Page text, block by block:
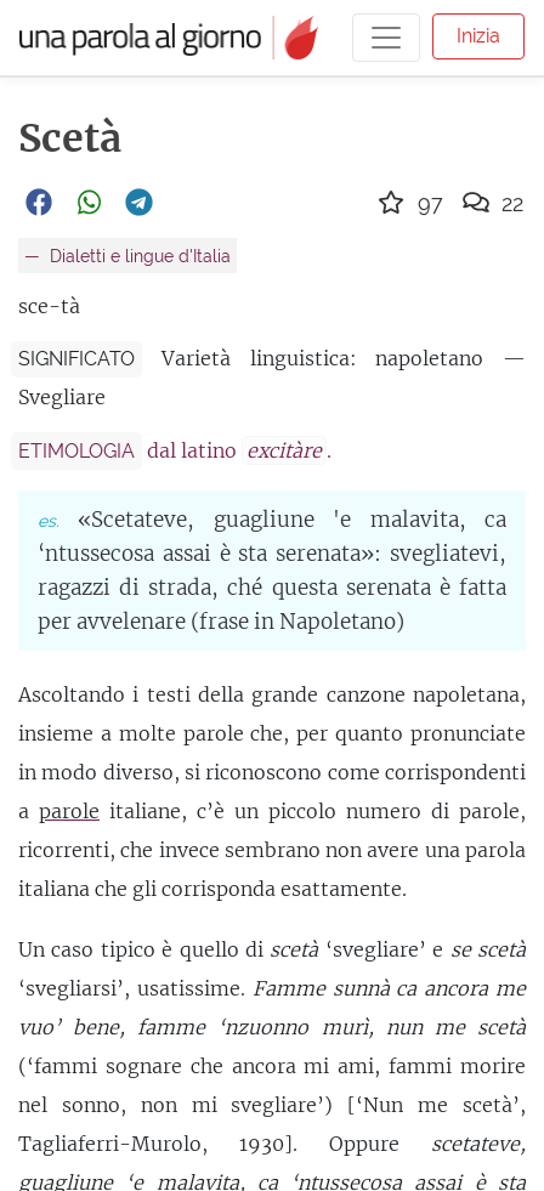
Inizia
Scetà
Dialetti e lingue d'Italia
sce-tà
SIGNIFICATO
Varietà linguistica: napoletano —
Svegliare
ETIMOLOGIA dal latino excitàre .
«Scetateve, guagliune 'e malavita, ca
‘ntussecosa assai è sta serenata»: svegliatevi,
ragazzi di strada, ché questa serenata è fatta
per avvelenare (frase in Napoletano)
Ascoltando i testi della grande canzone napoletana,
insieme a molte parole che, per quanto pronunciate
in modo diverso, si riconoscono come corrispondenti
a parole italiane, c’è un piccolo numero di parole,
ricorrenti, che invece sembrano non avere una parola
italiana che gli corrisponda esattamente.
Un caso tipico è quello di scetà‘svegliare’ e se scetà
‘svegliarsi’, usatissime. Famme sunnà ca ancora me
vuo’ bene, famme ‘nzuonno murì, nun me scetà
(‘fammi sognare che ancora mi ami, fammi morire
nel sonno, non mi svegliare’) [‘Nun me scetà’,
Tagliaferri-Murolo, 1930]. Oppure scetateve,
guagliune ‘e malavita, ca ‘ntussecosa assai è sta
97 22